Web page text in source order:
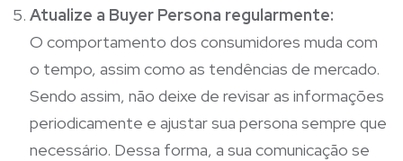
Atualize a Buyer Persona regularmente:
O comportamento dos consumidores muda com
o tempo, assim como as tendências de mercado.
Sendo assim, não deixe de revisar as informações
periodicamente e ajustar sua persona sempre que
necessário. Dessa forma, a sua comunicação se